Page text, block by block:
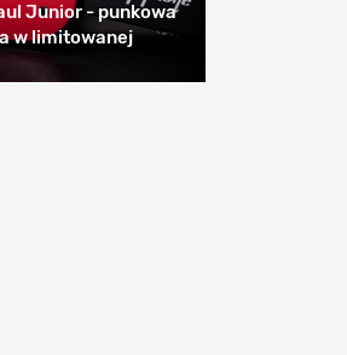
Junior - punkowa
w limitowanej